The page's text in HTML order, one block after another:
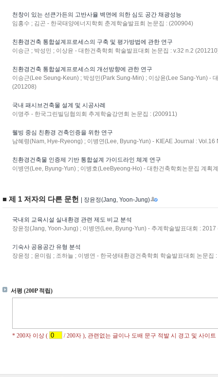
천창이 있는 선큰가든의 고반사율 벽면에 의한 심도 공간 채광성능
임홍수 ; 김곤 - 한국태양에너지학회 춘계학술발표회 논문집 : (200904)
친환경건축 통합설계프로세스의 구축 및 평가방법에 관한 연구
이승근 ; 박성민 ; 이상윤 - 대한건축학회 학술발표대회 논문집 : v.32 n.2
친환경건축 통합설계프로세스의 개선방향에 관한 연구
이승근(Lee Seung-Keun) ; 박성민(Park Sung-Min) ; 이상윤(Lee Sang-Yun) -
(201208)
국내 패시브건축물 설계 및 시공사례
이명주 - 한국그린빌딩협의회 추계학술강연회 논문집 : (200911)
웰빙 중심 친환경 건축인증을 위한 연구
남혜령(Nam, Hye-Ryeong) ; 이병연(Lee, Byung-Yun) - KIEAE Journal :
친환경건축물 인증제 기반 통합설계 가이드라인 체계 연구
이병연(Lee, Byung-Yun) ; 이병호(LeeByeong-Ho) - 대한건축학회논문집 계획
■ 제 1 저자의 다른 문헌 | 장윤정(Jang, Yoon-Jung)
국내외 교육시설 실내환경 관련 제도 비교 분석
장윤정(Jang, Yoon-Jung) ; 이병연(Lee, Byung-Yun) - 추계학술발표대회 :
기숙사 공용공간 유형 분석
장윤정 ; 윤미림 ; 조하늘 ; 이병연 - 한국생태환경건축학회 학술발표대회 논문집